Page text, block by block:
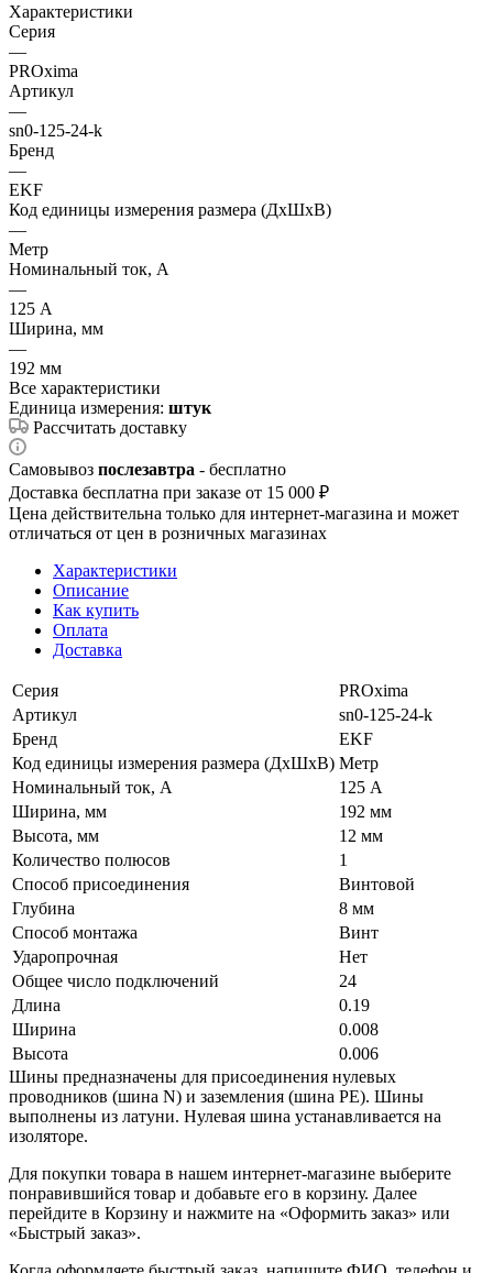
Характеристики
Серия
—
PROxima
Артикул
—
sn0-125-24-k
Бренд
—
EKF
Код единицы измерения размера (ДхШхВ)
—
Метр
Номинальный ток, А
—
125 А
Ширина, мм
—
192 мм
Все характеристики
Единица измерения: штук
Рассчитать доставку
Самовывоз послезавтра - бесплатно
Доставка бесплатна при заказе от 15 000 ₽
Цена действительна только для интернет-магазина и может
отличаться от цен в розничных магазинах
Характеристики
Описание
Как купить
Оплата
Доставка
Серия
PROxima
Артикул
sn0-125-24-k
Бренд
EKF
Код единицы измерения размера (ДхШхВ) Метр
Номинальный ток, А
125 А
Ширина, мм
192 мм
Высота, мм
12 мм
Количество полюсов
1
Способ присоединения
Винтовой
Глубина
8 мм
Способ монтажа
Винт
Ударопрочная
Нет
Общее число подключений
24
Длина
0.19
Ширина
0.008
Высота
0.006
Шины предназначены для присоединения нулевых
проводников (шина N) и заземления (шина PE). Шины
выполнены из латуни. Нулевая шина устанавливается на
изоляторе.
Для покупки товара в нашем интернет-магазине выберите
понравившийся товар и добавьте его в корзину. Далее
перейдите в Корзину и нажмите на «Оформить заказ» или
«Быстрый заказ».